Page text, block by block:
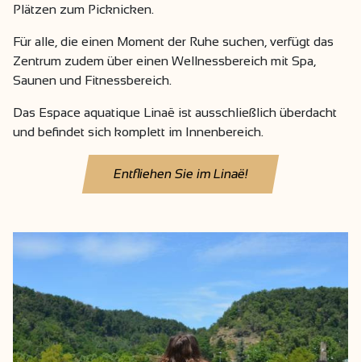
Plätzen zum Picknicken.
Für alle, die einen Moment der Ruhe suchen, verfügt das
Zentrum zudem über einen Wellnessbereich mit Spa,
Saunen und Fitnessbereich.
Das Espace aquatique Linaë ist ausschließlich überdacht
und befindet sich komplett im Innenbereich.
Entfliehen Sie im Linaë!